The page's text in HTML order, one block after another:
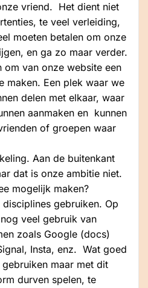
vriend. Het dient niet
te veel verleiding,
moeten betalen om onze
en ga zo maar verder.
om van onze website een
maken. Een plek waar we
delen met elkaar, waar
aanmaken en kunnen
of groepen waar
Aan de buitenkant
dat is onze ambitie niet.
mogelijk maken?
gebruiken. Op
veel gebruik van
zoals Google (docs)
Insta, enz. Wat goed
maar met dit
durven spelen, te